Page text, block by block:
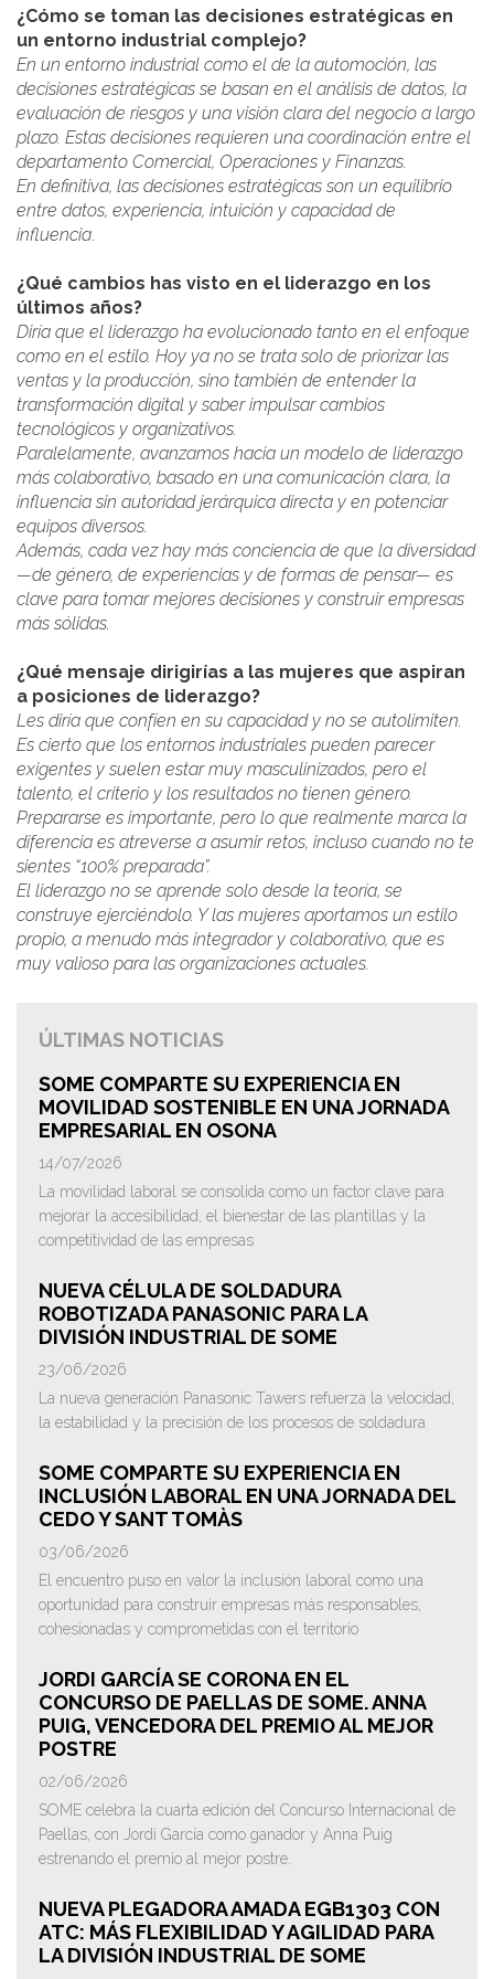
¿Cómo se toman las decisiones estratégicas en
un entorno industrial complejo?
En un entorno industrial como el de la automoción, las
decisiones estratégicas se basan en el análisis de datos, la
evaluación de riesgos y una visión clara del negocio a largo
plazo. Estas decisiones requieren una coordinación entre el
departamento Comercial, Operaciones y Finanzas.
En definitiva, las decisiones estratégicas son un equilibrio
entre datos, experiencia, intuición y capacidad de
influencia.
¿Qué cambios has visto en el liderazgo en los
últimos años?
Diría que el liderazgo ha evolucionado tanto en el enfoque
como en el estilo. Hoy ya no se trata solo de priorizar las
ventas y la producción, sino también de entender la
transformación digital y saber impulsar cambios
tecnológicos y organizativos.
Paralelamente, avanzamos hacia un modelo de liderazgo
más colaborativo, basado en una comunicación clara, la
influencia sin autoridad jerárquica directa y en potenciar
equipos diversos.
Además, cada vez hay más conciencia de que la diversidad
—de género, de experiencias y de formas de pensar— es
clave para tomar mejores decisiones y construir empresas
más sólidas.
¿Qué mensaje dirigirías a las mujeres que aspiran
a posiciones de liderazgo?
Les diría que confíen en su capacidad y no se autolimiten.
Es cierto que los entornos industriales pueden parecer
exigentes y suelen estar muy masculinizados, pero el
talento, el criterio y los resultados no tienen género.
Prepararse es importante, pero lo que realmente marca la
diferencia es atreverse a asumir retos, incluso cuando no te
sientes “100% preparada”.
El liderazgo no se aprende solo desde la teoría, se
construye ejerciéndolo. Y las mujeres aportamos un estilo
propio, a menudo más integrador y colaborativo, que es
muy valioso para las organizaciones actuales.
ÚLTIMAS NOTICIAS
SOME COMPARTE SU EXPERIENCIA EN
MOVILIDAD SOSTENIBLE EN UNA JORNADA
EMPRESARIAL EN OSONA
14/07/2026
La movilidad laboral se consolida como un factor clave para
mejorar la accesibilidad, el bienestar de las plantillas y la
competitividad de las empresas
NUEVA CÉLULA DE SOLDADURA
ROBOTIZADA PANASONIC PARA LA
DIVISIÓN INDUSTRIAL DE SOME
23/06/2026
La nueva generación Panasonic Tawers refuerza la velocidad,
la estabilidad y la precisión de los procesos de soldadura
SOME COMPARTE SU EXPERIENCIA EN
INCLUSIÓN LABORAL EN UNA JORNADA DEL
CEDO Y SANT TOMÀS
03/06/2026
El encuentro puso en valor la inclusión laboral como una
oportunidad para construir empresas más responsables,
cohesionadas y comprometidas con el territorio
JORDI GARCÍA SE CORONA EN EL
CONCURSO DE PAELLAS DE SOME. ANNA
PUIG, VENCEDORA DEL PREMIO AL MEJOR
POSTRE
02/06/2026
SOME celebra la cuarta edición del Concurso Internacional de
Paellas, con Jordi García como ganador y Anna Puig
estrenando el premio al mejor postre.
NUEVA PLEGADORA AMADA EGB1303 CON
ATC: MÁS FLEXIBILIDAD Y AGILIDAD PARA
LA DIVISIÓN INDUSTRIAL DE SOME